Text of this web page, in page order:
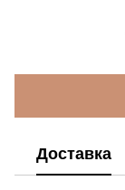
Доставка